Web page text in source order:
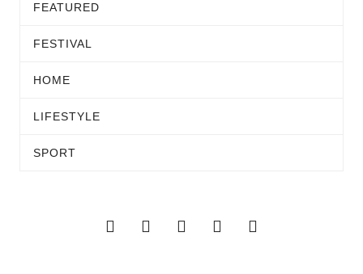
FEATURED
FESTIVAL
HOME
LIFESTYLE
SPORT